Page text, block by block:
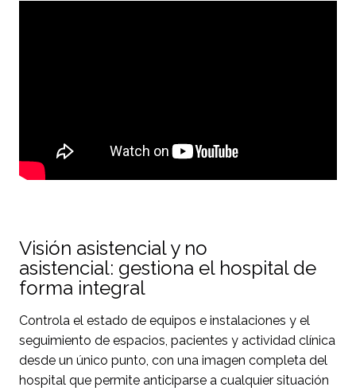
Visión asistencial y no
asistencial: gestiona el hospital de
forma integral
Controla el estado de equipos e instalaciones y el
seguimiento de espacios, pacientes y actividad clínica
desde un único punto, con una imagen completa del
hospital que permite anticiparse a cualquier situación